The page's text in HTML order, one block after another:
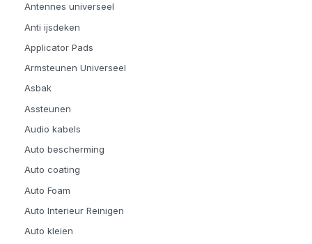
Antennes universeel
Anti ijsdeken
Applicator Pads
Armsteunen Universeel
Asbak
Assteunen
Audio kabels
Auto bescherming
Auto coating
Auto Foam
Auto Interieur Reinigen
Auto kleien